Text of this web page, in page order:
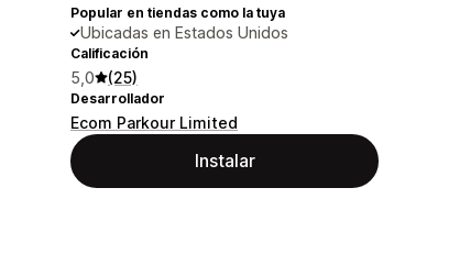
Popular en tiendas como la tuya
Ubicadas en Estados Unidos
Calificación
5,0 (25)
Desarrollador
Ecom Parkour Limited
Instalar